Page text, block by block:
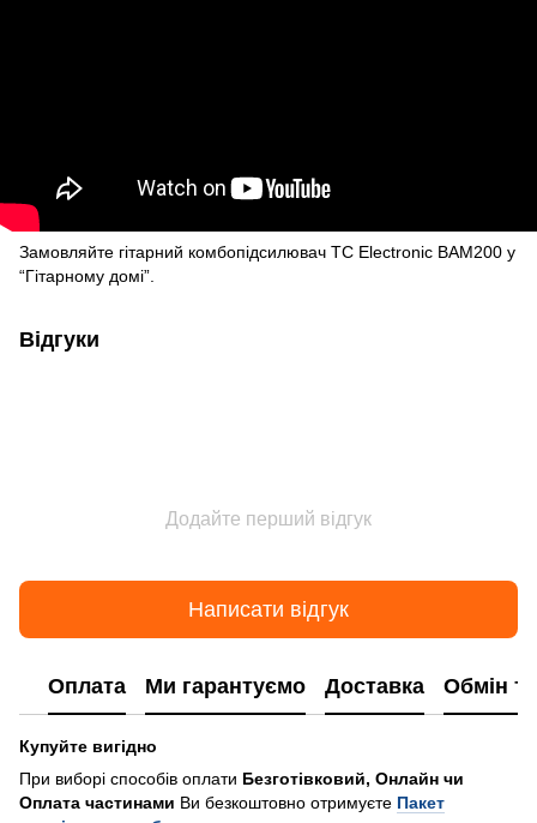
Замовляйте гітарний комбопідсилювач TC Electronic BAM200 у
“Гітарному домі”.
Відгуки
Додайте перший відгук
Написати відгук
Оплата Ми гарантуємо Доставка Обмін
Купуйте вигідно
При виборі способів оплати Безготівковий, Онлайн чи
Оплата частинами Ви безкоштовно отримуєте Пакет